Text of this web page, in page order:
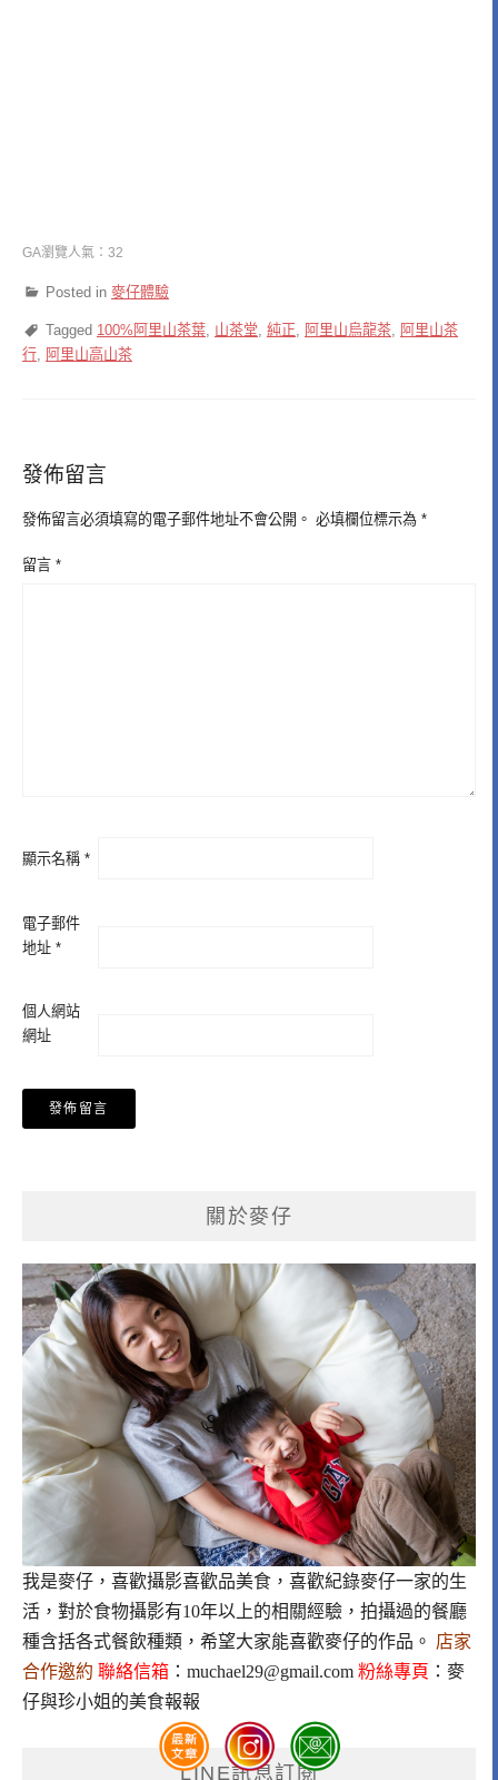
GA瀏覽人氣：32
Posted in 麥仔體驗
Tagged 100%阿里山茶葉, 山茶堂, 純正, 阿里山烏龍茶, 阿里山茶
行, 阿里山高山茶
發佈留言
發佈留言必須填寫的電子郵件地址不會公開。 必填欄位標示為 *
留言 *
顯示名稱 *
電子郵件
地址 *
個人網站
網址
關於麥仔
我是麥仔，喜歡攝影喜歡品美食，喜歡紀錄麥仔一家的生
活，對於食物攝影有10年以上的相關經驗，拍攝過的餐廳
種含括各式餐飲種類，希望大家能喜歡麥仔的作品。 店家
合作邀約 聯絡信箱 ： muchael29@gmail.com 粉絲專頁 ： 麥
仔與珍小姐的美食報報
LINE訊息訂閱